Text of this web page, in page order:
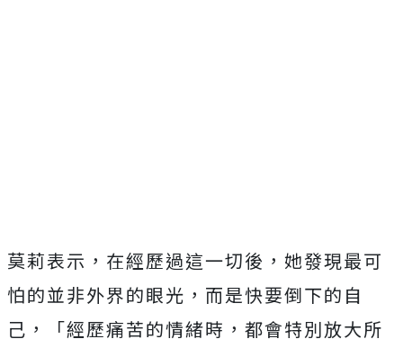
莫莉表示，在經歷過這一切後，她發現最可
怕的並非外界的眼光，而是快要倒下的自
己，「經歷痛苦的情緒時，都會特別放大所